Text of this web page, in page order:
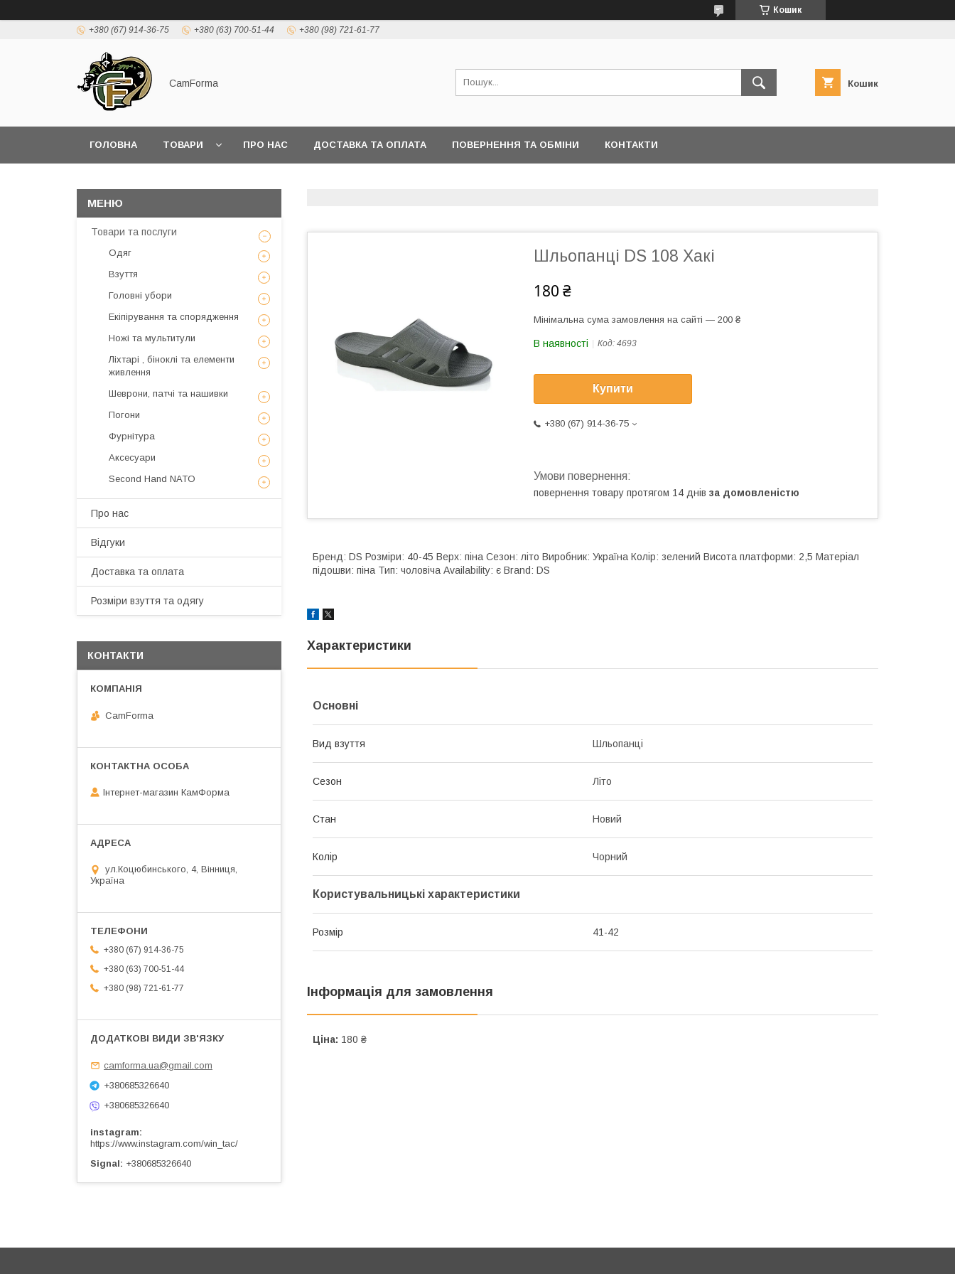
Кошик
+380 (67) 914-36-75 +380 (63) 700-51-44 +380 (98) 721-61-77
CamForma Кошик
ГОЛОВНА ТОВАРИ ПРО НАС ДОСТАВКА ТА ОПЛАТА ПОВЕРНЕННЯ ТА ОБМІНИ КОНТАКТИ
Шльопанці DS 108 Хакі
180 ₴
Мінімальна сума замовлення на сайті — 200 ₴
В наявності Код: 4693
Купити
+380 (67) 914-36-75
повернення товару протягом 14 днів за домовленістю
Бренд: DS Розміри: 40-45 Верх: піна Сезон: літо Виробник: Україна Колір: зелений Висота платформи: 2,5 Матеріал
підошви: піна Тип: чоловіча Availability: є Brand: DS
Характеристики
Основні
Вид взуття Шльопанці
Сезон Літо
Стан Новий
Колір Чорний
Користувальницькі характеристики
Розмір 41-42
Інформація для замовлення
Ціна: 180 ₴
Товари та послуги
Одяг
Взуття
Головні убори
Екіпірування та спорядження
Ножі та мультитули
Ліхтарі , біноклі та елементи
живлення
Шеврони, патчі та нашивки
Погони
Фурнітура
Аксесуари
Second Hand NATO
Про нас
Відгуки
Доставка та оплата
Розміри взуття та одягу
КОНТАКТИ
CamForma
Інтернет-магазин КамФорма
ул.Коцюбинського, 4, Вінниця,
Україна
+380 (67) 914-36-75
+380 (63) 700-51-44
+380 (98) 721-61-77
camforma.ua@gmail.com
+380685326640
+380685326640
instagram
https://www.instagram.com/win_tac/
Signal
+380685326640